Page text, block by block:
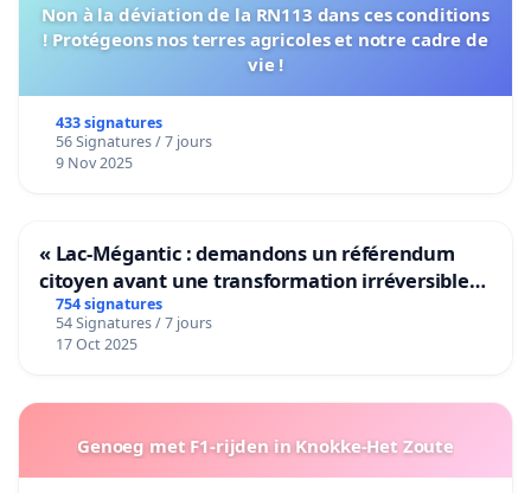
Non à la déviation de la RN113 dans ces conditions
! Protégeons nos terres agricoles et notre cadre de
vie !
433 signatures
56 Signatures / 7 jours
9 Nov 2025
« Lac-Mégantic : demandons un référendum
citoyen avant une transformation irréversible
de notre territoire »
754 signatures
54 Signatures / 7 jours
17 Oct 2025
Genoeg met F1-rijden in Knokke-Het Zoute